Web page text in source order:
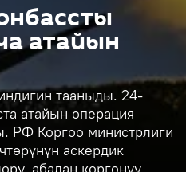
атайын
тааныды. 24-
атайын операция
РФ Коргоо министрлиги
аскердик